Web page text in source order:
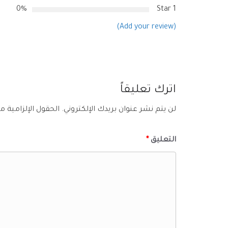
1 Star
0%
(Add your review)
اترك تعليقاً
لن يتم نشر عنوان بريدك الإلكتروني. الحقول الإلزامية
التعليق *